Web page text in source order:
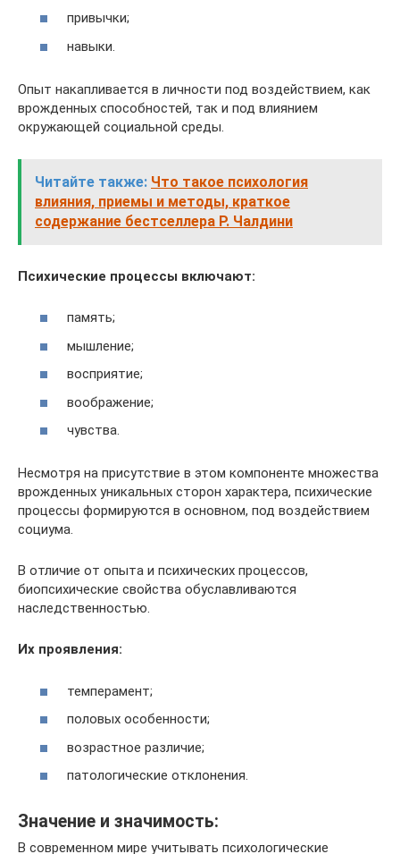
привычки;
навыки.
Опыт накапливается в личности под воздействием, как
врожденных способностей, так и под влиянием
окружающей социальной среды.
Читайте также: Что такое психология
влияния, приемы и методы, краткое
содержание бестселлера Р. Чалдини
Психические процессы включают:
память;
мышление;
восприятие;
воображение;
чувства.
Несмотря на присутствие в этом компоненте множества
врожденных уникальных сторон характера, психические
процессы формируются в основном, под воздействием
социума.
В отличие от опыта и психических процессов,
биопсихические свойства обуславливаются
наследственностью.
Их проявления:
темперамент;
половых особенности;
возрастное различие;
патологические отклонения.
Значение и значимость:
В современном мире учитывать психологические